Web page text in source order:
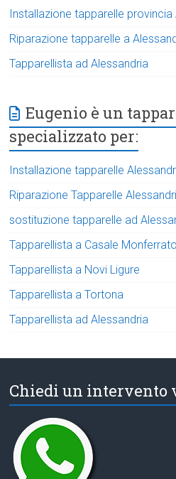
Installazione tapparelle provincia
Riparazione tapparelle a
Tapparellista ad Alessandria
Eugenio è un
specializzato per:
Installazione tapparelle
Riparazione Tapparelle
sostituzione tapparelle ad
Tapparellista a Casale Monferrato
Tapparellista a Novi Ligure
Tapparellista a Tortona
Tapparellista ad Alessandria
Chiedi un intervento